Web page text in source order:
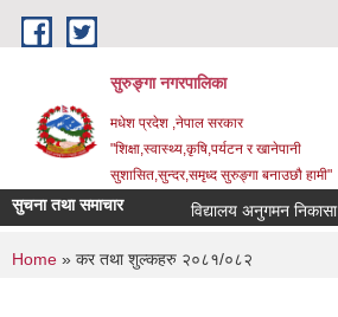
Skip to main content
सुरुङ्‍गा नगरपालिका
मधेश प्रदेश ,नेपाल सरकार
"शिक्षा,स्वास्थ्य,कृषि,पर्यटन र खानेपानी
सुशासित,सुन्दर,समृध्द सुरुङ्गा बनाउछौ हामी"
सुचना तथा समाचार विद्यालय अनुगमन निकासा
You are here
Home » कर तथा शुल्कहरु २०८१/०८२